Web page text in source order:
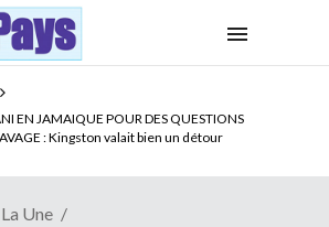
EN JAMAIQUE POUR DES QUESTIONS
: Kingston valait bien un détour
A LA TETE DU SENAT BENINOIS :
quitte le pouvoir sans partir !
Une